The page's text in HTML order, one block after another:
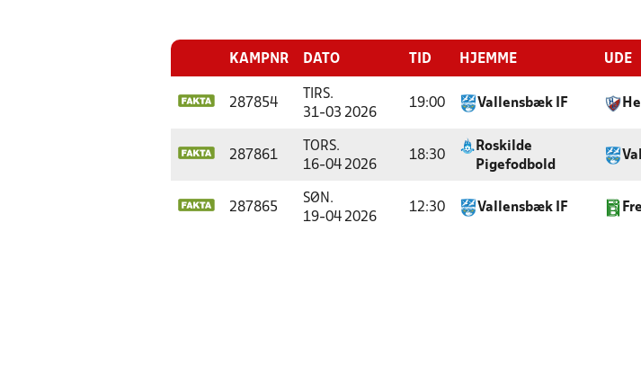
KAMPNR DATO TID HJEMME UDE
287854
TIRS.
31-03 2026
19:00 Vallensbæk IF
287861
TORS.
16-04 2026
18:30
Roskilde
Pigefodbold
287865
SØN.
19-04 2026
12:30 Vallensbæk IF